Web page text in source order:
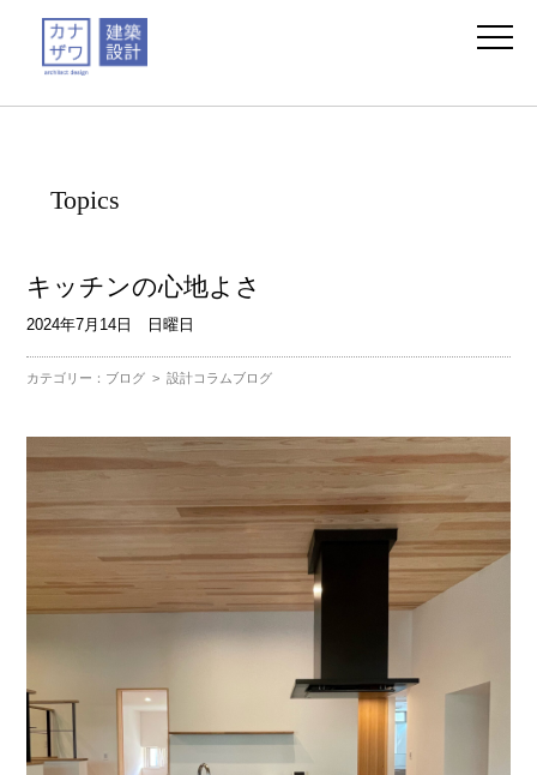
Topics
キッチンの心地よさ
2024年7月14日 日曜日
カテゴリー： ブログ >設計コラムブログ